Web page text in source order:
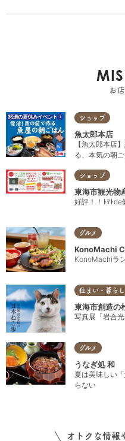
お
ショップ
魚太郎本店
【魚太郎本店
る、本気の朝
ショップ
東海市観光物
好評！！ﾄﾏﾄde
グルメ
KonoMachi
KonoMachiラ
住まい・暮らし
東海市創造の
写真展「岩合
グルメ
うなぎ処 和
夏は美味しい
らない
オトクな情報